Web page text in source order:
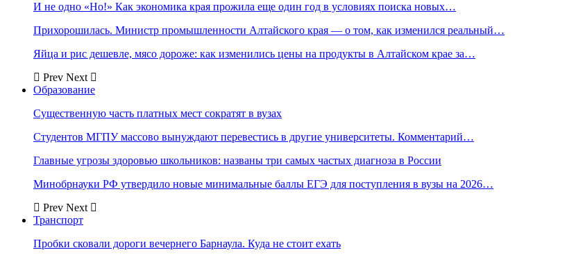
И не одно «Но!» Как экономика края прожила еще один год в условиях поиска новых…
Прихорошилась. Министр промышленности Алтайского края — о том, как изменился реальный…
Яйца и рис дешевле, мясо дороже: как изменились цены на продукты в Алтайском крае за…
Prev Next
Образование
Существенную часть платных мест сократят в вузах
Студентов МГПУ массово вынуждают перевестись в другие университеты. Комментарий…
Главные угрозы здоровью школьников: названы три самых частых диагноза в России
Минобрнауки РФ утвердило новые минимальные баллы ЕГЭ для поступления в вузы на 2026…
Prev Next
Транспорт
Пробки сковали дороги вечернего Барнаула. Куда не стоит ехать